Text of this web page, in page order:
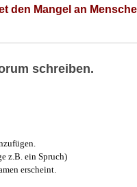
den Mangel an
schreiben.
z.B. ein Spruch)
erscheint.